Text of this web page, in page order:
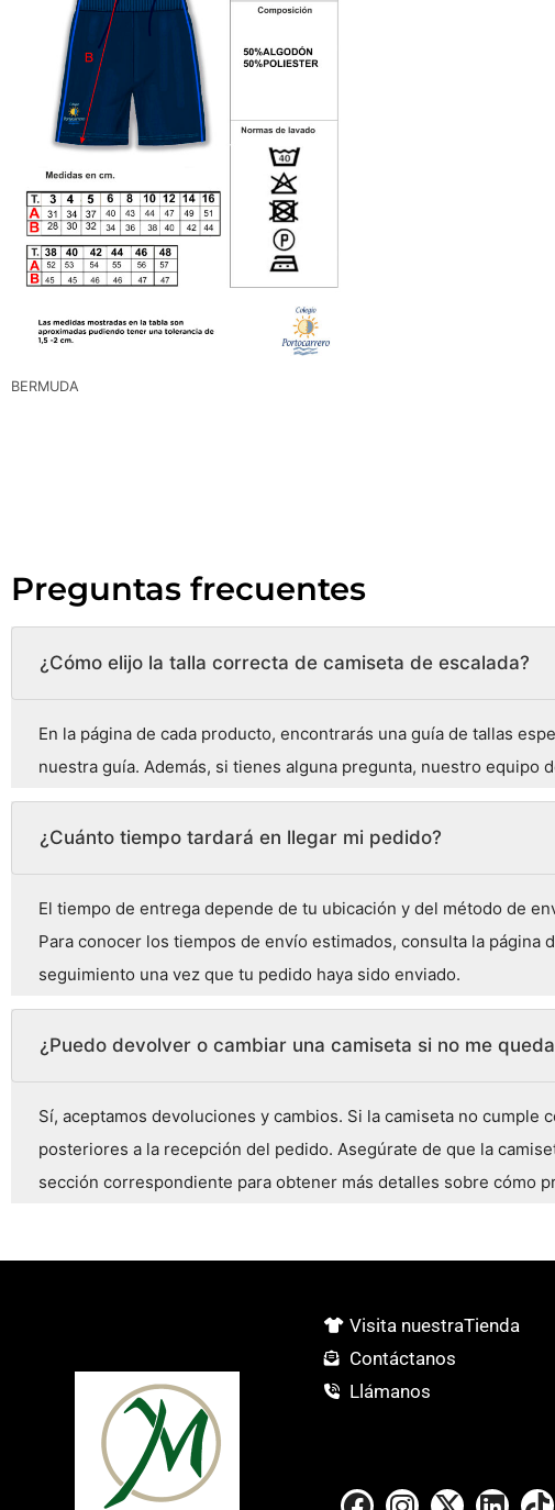
BERMUDA
Preguntas frecuentes
¿Cómo elijo la talla correcta de camiseta de escalada?
En la página de cada producto, encontrarás una guía de tallas
nuestra guía. Además, si tienes alguna pregunta, nuestro equipo
¿Cuánto tiempo tardará en llegar mi pedido?
El tiempo de entrega depende de tu ubicación y del método de
Para conocer los tiempos de envío estimados, consulta la
seguimiento una vez que tu pedido haya sido enviado.
¿Puedo devolver o cambiar una camiseta si no me
Sí, aceptamos devoluciones y cambios. Si la camiseta no
posteriores a la recepción del pedido. Asegúrate de que la
sección correspondiente para obtener más detalles sobre cómo
Visita nuestraTienda
Contáctanos
Llámanos